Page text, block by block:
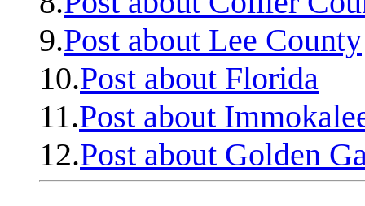
9.Post about Lee County
10.Post about Florida
11.Post about
12.Post about Golden